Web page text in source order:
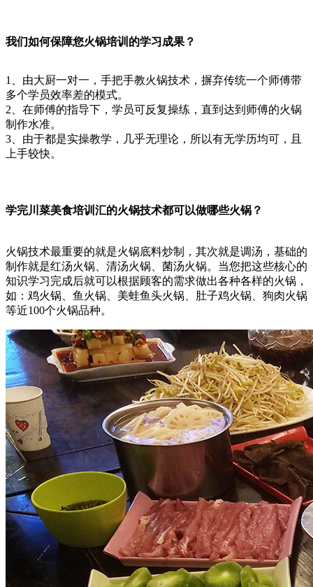
我们如何保障您火锅培训的学习成果？
1、由大厨一对一，手把手教火锅技术，摒弃传统一个师傅带
多个学员效率差的模式。
2、在师傅的指导下，学员可反复操练，直到达到师傅的火锅
制作水准。
3、由于都是实操教学，几乎无理论，所以有无学历均可，且
上手较快。
学完川菜美食培训汇的火锅技术都可以做哪些火锅？
火锅技术最重要的就是火锅底料炒制，其次就是调汤，基础的
制作就是红汤火锅、清汤火锅、菌汤火锅。当您把这些核心的
知识学习完成后就可以根据顾客的需求做出各种各样的火锅，
如：鸡火锅、鱼火锅、美蛙鱼头火锅、肚子鸡火锅、狗肉火锅
等近100个火锅品种。